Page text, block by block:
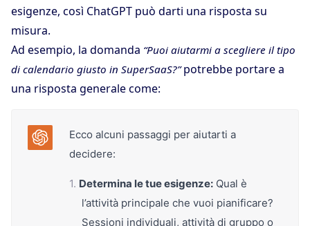
esigenze, così ChatGPT può darti una risposta su
misura.
Ad esempio, la domanda “Puoi aiutarmi a scegliere il tipo
di calendario giusto in SuperSaaS?”potrebbe portare a
una risposta generale come:
Ecco alcuni passaggi per aiutarti a
decidere:
Determina le tue esigenze:Qual è
l’attività principale che vuoi pianificare?
Sessioni individuali, attività di gruppo o